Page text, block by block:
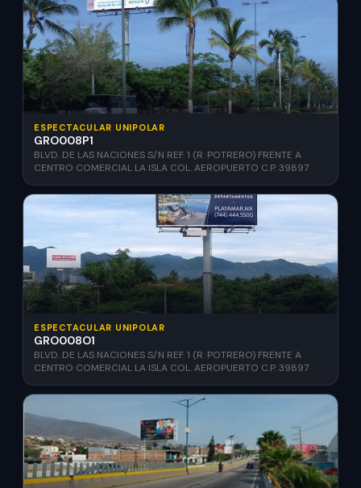
ESPECTACULAR UNIPOLAR
GRO008P1
BLVD. DE LAS NACIONES S/N REF. 1 (R. POTRERO) FRENTE A
CENTRO COMERCIAL LA ISLA COL. AEROPUERTO C.P. 39897
ESPECTACULAR UNIPOLAR
GRO008O1
BLVD. DE LAS NACIONES S/N REF. 1 (R. POTRERO) FRENTE A
CENTRO COMERCIAL LA ISLA COL. AEROPUERTO C.P. 39897